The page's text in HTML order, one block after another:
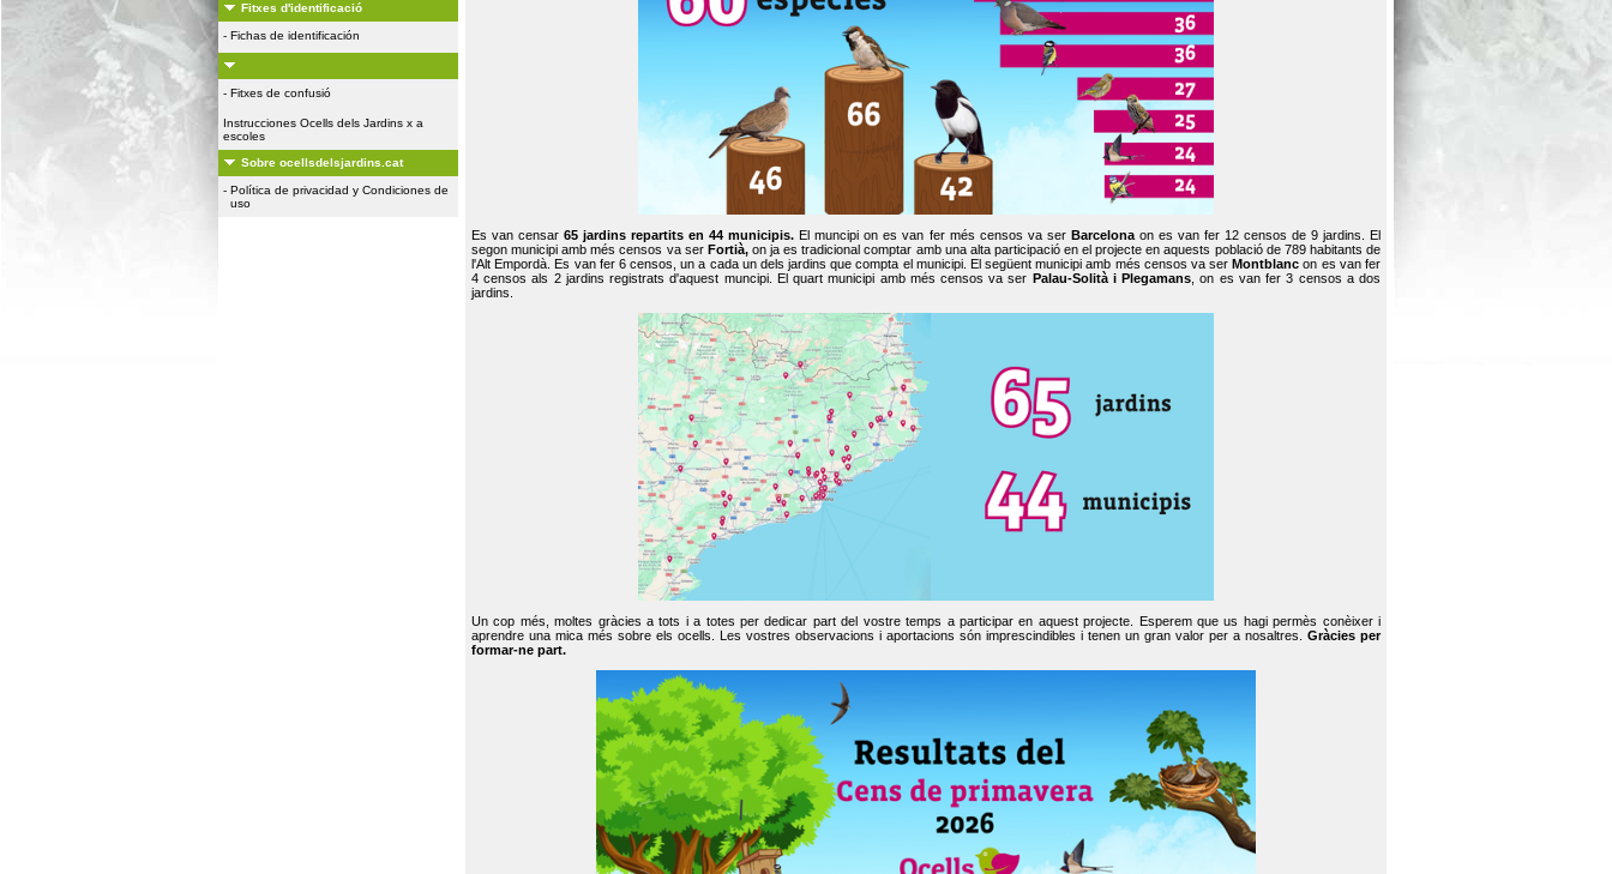
Fitxes d'identificació
- Fichas de identificación
- Fitxes de confusió
Instrucciones Ocells dels Jardins x a
escoles
Sobre ocellsdelsjardins.cat
- Política de privacidad y Condiciones de
uso
Es van censar65 jardins repartits en 44 municipis. El muncipi on es van fer més censos va ser Barcelonaon es van fer 12 censos de 9 jardins. El
segon municipi amb més censos va ser Fortià, on ja es tradicional comptar amb una alta participació en el projecte en aquests població de 789 habitants de
l'Alt Empordà. Es van fer 6 censos, un a cada un dels jardins que compta el municipi. El següent municipi amb més censos va serMontblanc on es van fer
4 censos als 2 jardins registrats d'aquest muncipi. El quart municipi amb més censos va ser Palau-Solità i Plegamans , on es van fer 3 censos a dos
jardins.
Un cop més, moltes gràcies a tots i a totes per dedicar part del vostre temps a participar en aquest projecte. Esperem que us hagi permès conèixer i
aprendre una mica més sobre els ocells. Les vostres observacions i aportacions són imprescindibles i tenen un gran valor per a nosaltres. Gràcies per
formar-ne part.